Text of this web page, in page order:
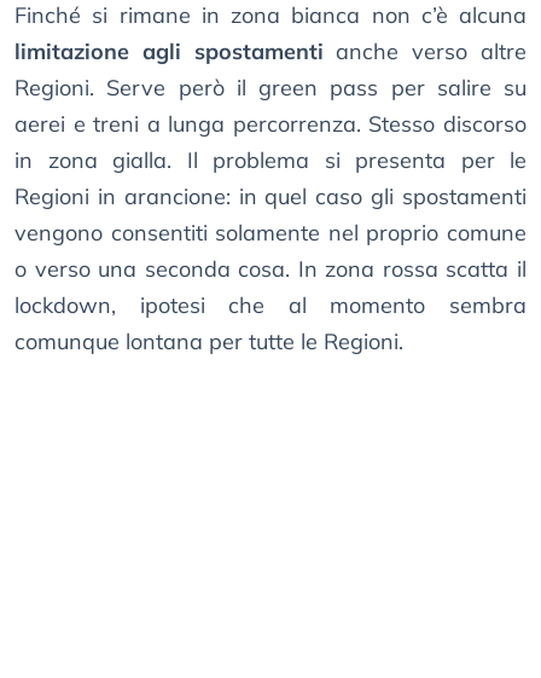
Finché si rimane in zona bianca non c’è alcuna
limitazione agli spostamenti anche verso altre
Regioni. Serve però il green pass per salire su
aerei e treni a lunga percorrenza. Stesso discorso
in zona gialla. Il problema si presenta per le
Regioni in arancione: in quel caso gli spostamenti
vengono consentiti solamente nel proprio comune
o verso una seconda cosa. In zona rossa scatta il
lockdown, ipotesi che al momento sembra
comunque lontana per tutte le Regioni.